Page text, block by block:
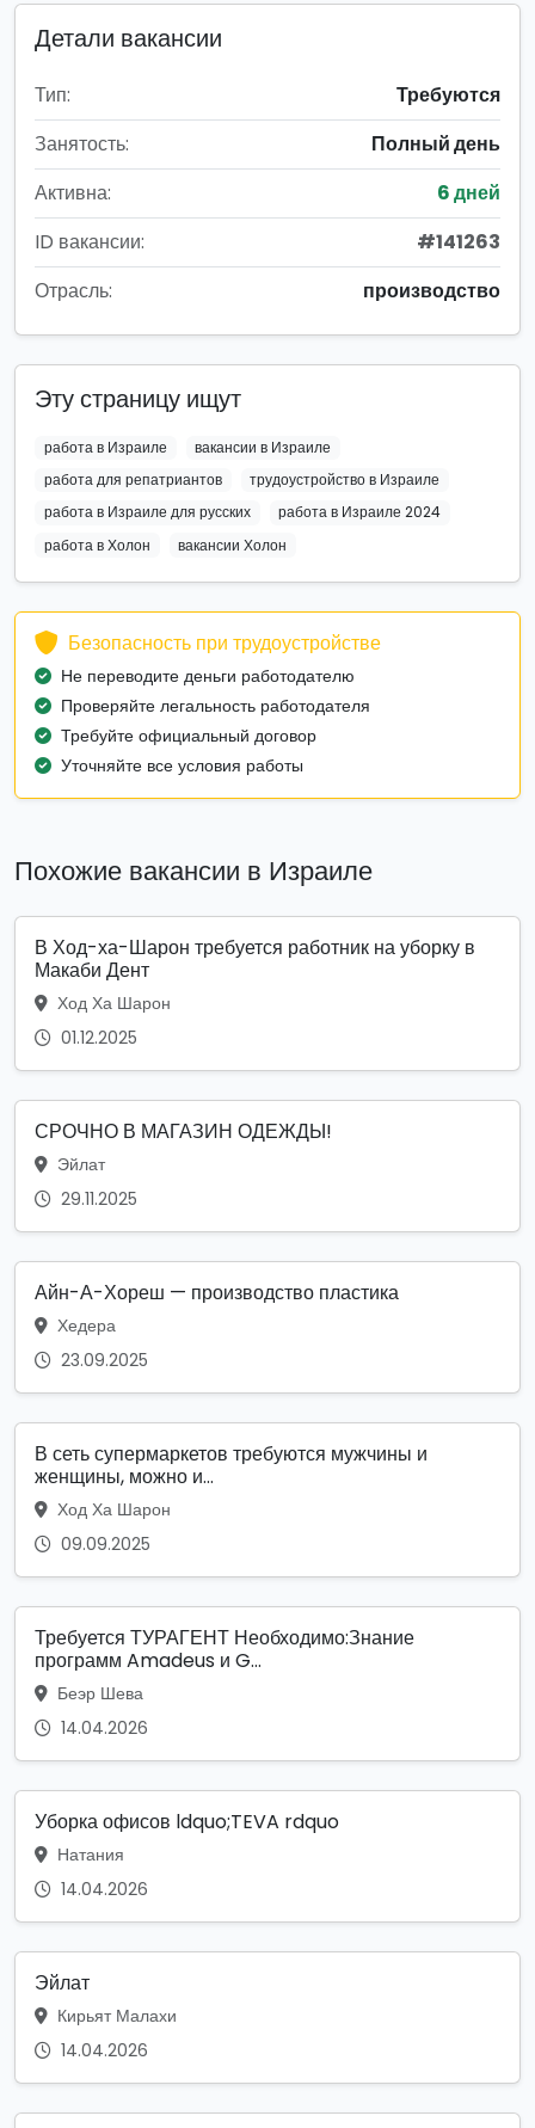
Детали вакансии
Тип:
Требуются
Занятость:
Полный день
Активна:
6 дней
ID вакансии:
#141263
Отрасль:
производство
Эту страницу ищут
работа в Израиле
вакансии в Израиле
работа для репатриантов
трудоустройство в Израиле
работа в Израиле для русских
работа в Израиле 2024
работа в Холон
вакансии Холон
Безопасность при трудоустройстве
Не переводите деньги работодателю
Проверяйте легальность работодателя
Требуйте официальный договор
Уточняйте все условия работы
Похожие вакансии в Израиле
В Ход-ха-Шарон требуется работник на уборку в
Макаби Дент
Ход Ха Шарон
01.12.2025
СРОЧНО В МАГАЗИН ОДЕЖДЫ!
Эйлат
29.11.2025
Айн-А-Хореш — производство пластика
Хедера
23.09.2025
В сеть супермаркетов требуются мужчины и
женщины, можно и...
Ход Ха Шарон
09.09.2025
Требуется ТУРАГЕНТ Необходимо:Знание
программ Amadeus и G...
Беэр Шева
14.04.2026
Уборка офисов ldquo;TEVA rdquo
Натания
14.04.2026
Эйлат
Кирьят Малахи
14.04.2026